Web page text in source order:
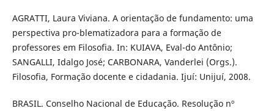
AGRATTI, Laura Viviana. A orientação de fundamento: uma
perspectiva pro-blematizadora para a formação de
professores em Filosofia. In: KUIAVA, Eval-do Antônio;
SANGALLI, Idalgo José; CARBONARA, Vanderlei (Orgs.).
Filosofia, Formação docente e cidadania. Ijuí: Unijuí, 2008.
BRASIL. Conselho Nacional de Educação. Resolução nº